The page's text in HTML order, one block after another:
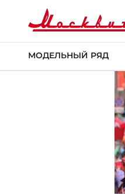
МОДЕЛЬНЫЙ РЯД